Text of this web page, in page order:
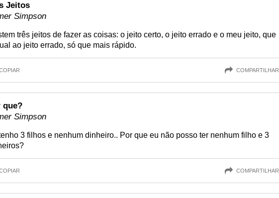
Jeitos
Simpson
três jeitos de fazer as coisas: o jeito certo, o jeito errado e o meu jeito, que
ao jeito errado, só que mais rápido.
COMPARTILHAR
que?
Simpson
3 filhos e nenhum dinheiro.. Por que eu não posso ter nenhum filho e 3
COMPARTILHAR